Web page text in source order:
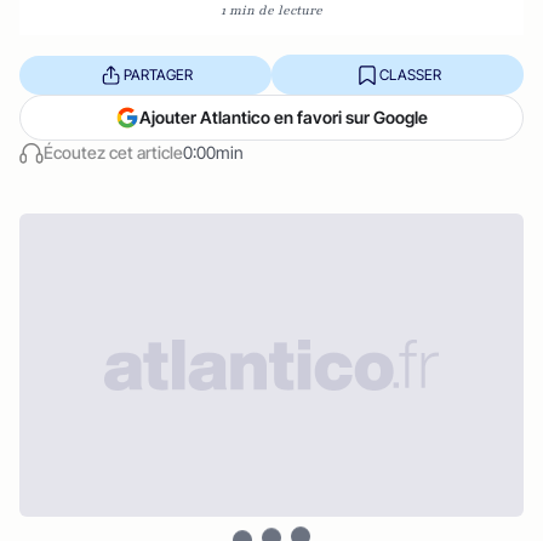
1 min de lecture
Écoutez cet article0:00min
PARTAGER CLASSER
Ajouter Atlantico en favori sur Google